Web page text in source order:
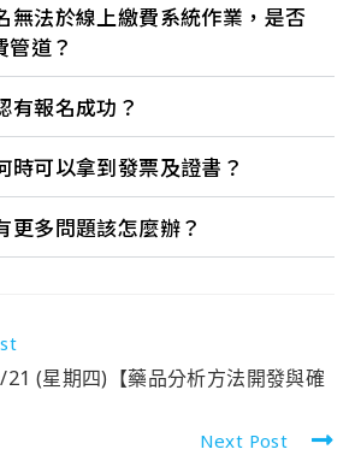
無法於線上繳費系統作業，是否
道？
有報名成功？
時可以拿到發票及證書？
更多問題該怎麼辦？
(星期四)【藥品分析方法開發與確
Next Post